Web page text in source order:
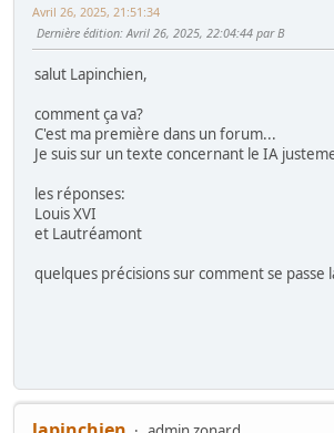
Avril 26, 2025, 21:51:34
Dernière édition: Avril 26, 2025, 22:04:44 par B
salut Lapinchien,
comment ça va?
C'est ma première dans un forum...
Je suis sur un texte concernant le IA
les réponses:
Louis XVI
et Lautréamont
quelques précisions sur comment se passe